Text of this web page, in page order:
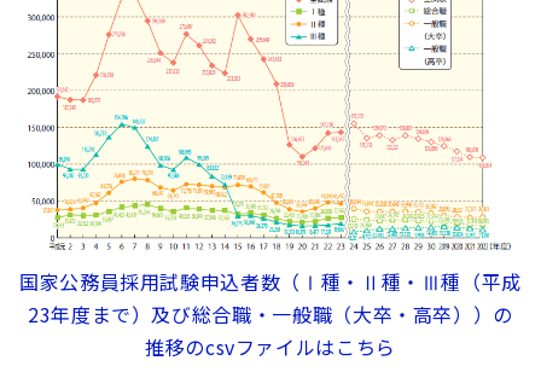
国家公務員採用試験申込者数（Ⅰ種・Ⅱ種・Ⅲ種（平成
23年度まで）及び総合職・一般職（大卒・高卒））の
推移のcsvファイルはこちら